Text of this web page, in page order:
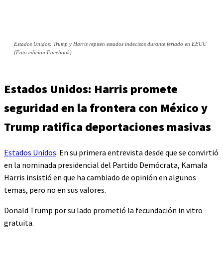
Estados Unidos: Trump y Harris repiten estados indecisos durante feriado en EEUU
(Foto edicion Facebook).
Estados Unidos: Harris promete
seguridad en la frontera con México y
Trump ratifica deportaciones masivas
Estados Unidos. En su primera entrevista desde que se convirtió
en la nominada presidencial del Partido Demócrata, Kamala
Harris insistió en que ha cambiado de opinión en algunos
temas, pero no en sus valores.
Donald Trump por su lado prometió la fecundación in vitro
gratuita.